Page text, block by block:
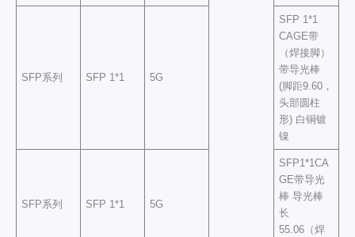
SFP系列 SFP 1*1 5G
SFP 1*1
CAGE带
（焊接脚）
带导光棒
(脚距9.60，
头部圆柱
形) 白铜镀
镍
SFP系列 SFP 1*1 5G
SFP1*1CA
GE带导光
棒 导光棒
长
55.06（焊